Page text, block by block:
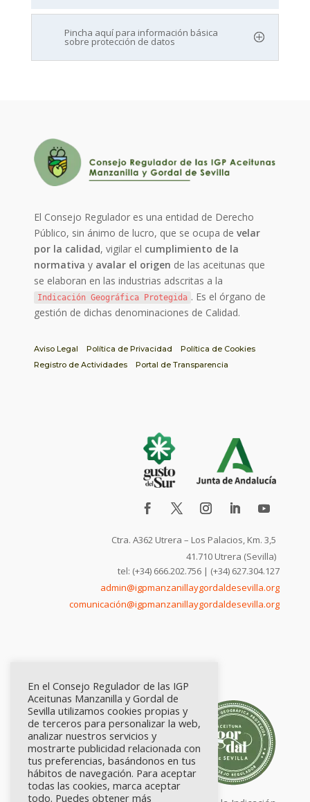
Pincha aquí para información básica
sobre protección de datos
El Consejo Regulador es una entidad de Derecho
Público, sin ánimo de lucro, que se ocupa develar
por la calidad, vigilar el cumplimiento de la
normativa y avalar el origen de las aceitunas que
se elaboran en las industrias adscritas a la
Indicación Geográfica Protegida . Es el órgano de
gestión de dichas denominaciones de Calidad.
Aviso Legal Política de Privacidad
Política de Cookies
Registro de Actividades
Portal de Transparencia
Ctra. A362 Utrera – Los Palacios, Km. 3,5
41.710 Utrera (Sevilla)
tel: (+34) 666.202.756 | (+34) 627.304.127
admin@igpmanzanillaygordaldesevilla.org
comunicación@igpmanzanillaygordaldesevilla.org
En el Consejo Regulador de las IGP
Aceitunas Manzanilla y Gordal de
Sevilla utilizamos cookies propias y
de terceros para personalizar la web,
analizar nuestros servicios y
mostrarte publicidad relacionada con
tus preferencias, basándonos en tus
hábitos de navegación. Para aceptar
todas las cookies, marca aceptar
todo. Puedes obtener más